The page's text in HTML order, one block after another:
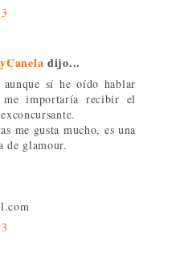
dijo...
sí he oído hablar
importaría recibir el
me gusta mucho, es una
de glamour.